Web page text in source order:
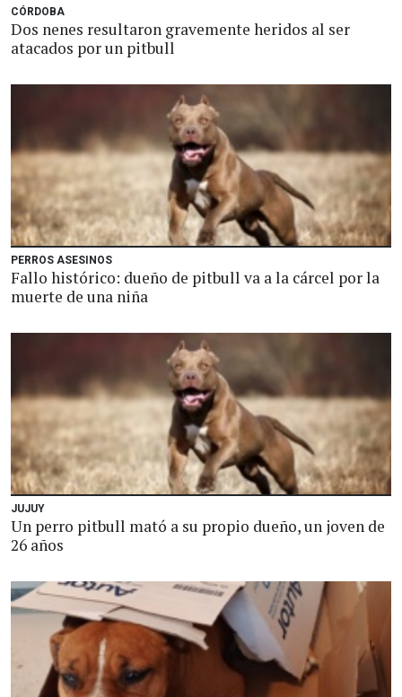
CÓRDOBA
Dos nenes resultaron gravemente heridos al ser
atacados por un pitbull
PERROS ASESINOS
Fallo histórico: dueño de pitbull va a la cárcel por la
muerte de una niña
JUJUY
Un perro pitbull mató a su propio dueño, un joven de
26 años